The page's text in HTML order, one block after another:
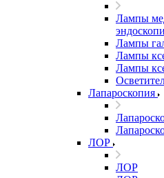
Лампы
Лампы
Лампы
Лампы
Лапароскопия
ЛОР
ЛОР